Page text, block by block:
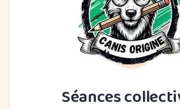
Séances